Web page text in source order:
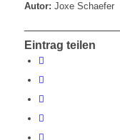
Autor: Joxe Schaefer
Eintrag teilen